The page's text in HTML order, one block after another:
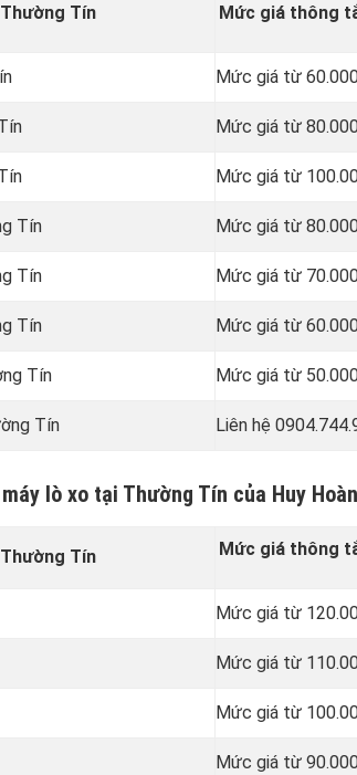
Tín Mức giá thông
Mức giá từ
Mức giá từ
Mức giá từ
Tín Mức giá từ
Tín Mức giá từ
Tín Mức giá từ
Tín Mức giá từ
Tín Liên hệ
lò xo tại Thường Tín của Huy
Tín Mức giá thông
Mức giá từ
Mức giá từ
Mức giá từ
Mức giá từ